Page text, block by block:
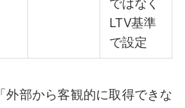
ではなく
LTV基準
で設定
外部から客観的に取得できな